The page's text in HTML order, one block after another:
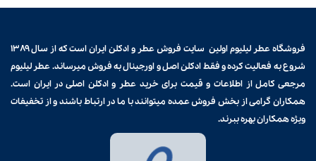
فروشگاه عطر لیلیوم اولین سایت فروشعطر و ادکلن
ایران است که از سال ۱۳۸۹
شروع به فعالیت کرده و فقط ادکلن اصل و اورجینال به فروش میرساند. عطر لیلیوم
مرجعی کامل از اطلاعات و قیمت برایخرید عطر و ادکلن اصلی در ایران است.
همکاران گرامی از بخش فروش عمده میتوانند با ما در ارتباط باشند و از تخفیفات
ویژه همکاران بهره ببرند.